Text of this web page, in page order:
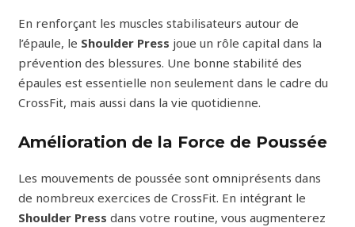
En renforçant les muscles stabilisateurs autour de
l’épaule, le Shoulder Press joue un rôle capital dans la
prévention des blessures. Une bonne stabilité des
épaules est essentielle non seulement dans le cadre du
CrossFit, mais aussi dans la vie quotidienne.
Amélioration de la Force de Poussée
Les mouvements de poussée sont omniprésents dans
de nombreux exercices de CrossFit. En intégrant le
Shoulder Press dans votre routine, vous augmenterez